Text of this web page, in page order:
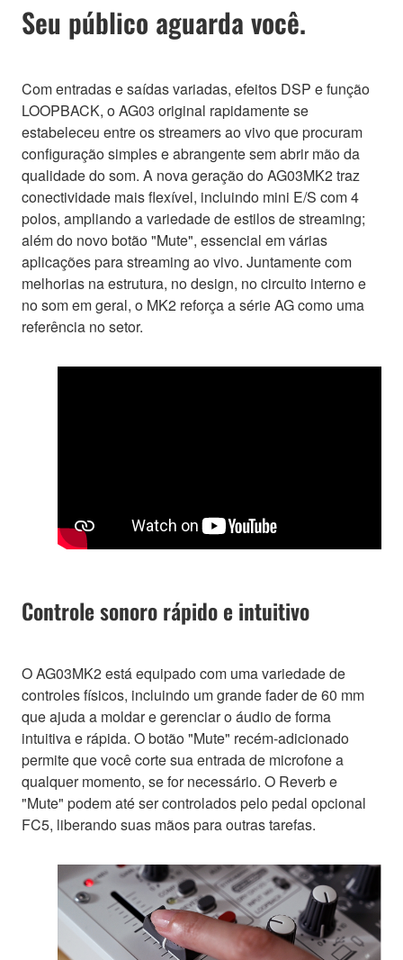
Seu público aguarda você.
Com entradas e saídas variadas, efeitos DSP e função
LOOPBACK, o AG03 original rapidamente se
estabeleceu entre os streamers ao vivo que procuram
configuração simples e abrangente sem abrir mão da
qualidade do som. A nova geração do AG03MK2 traz
conectividade mais flexível, incluindo mini E/S com 4
polos, ampliando a variedade de estilos de streaming;
além do novo botão "Mute", essencial em várias
aplicações para streaming ao vivo. Juntamente com
melhorias na estrutura, no design, no circuito interno e
no som em geral, o MK2 reforça a série AG como uma
referência no setor.
Controle sonoro rápido e intuitivo
O AG03MK2 está equipado com uma variedade de
controles físicos, incluindo um grande fader de 60 mm
que ajuda a moldar e gerenciar o áudio de forma
intuitiva e rápida. O botão "Mute" recém-adicionado
permite que você corte sua entrada de microfone a
qualquer momento, se for necessário. O Reverb e
"Mute" podem até ser controlados pelo pedal opcional
FC5, liberando suas mãos para outras tarefas.